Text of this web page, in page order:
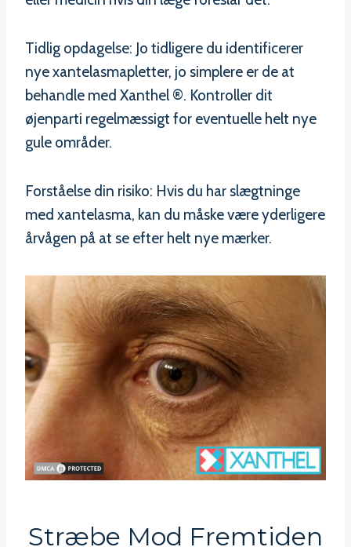
Tidlig opdagelse: Jo tidligere du identificerer
nye xantelasmapletter, jo simplere er de at
behandle med Xanthel ®. Kontroller dit
øjenparti regelmæssigt for eventuelle helt nye
gule områder.
Forståelse din risiko: Hvis du har slægtninge
med xantelasma, kan du måske være yderligere
årvågen på at se efter helt nye mærker.
Stræbe Mod Fremtiden